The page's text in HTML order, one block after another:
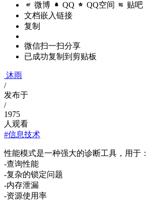
微博 QQ QQ空间 贴吧
文档嵌入链接
复制
微信扫一扫分享
已成功复制到剪贴板
沐雨
/
发布于
/
1975
人观看
#信息技术
性能模式是一种强大的诊断工具，用于：
-查询性能
-复杂的锁定问题
-内存泄漏
-资源使用率